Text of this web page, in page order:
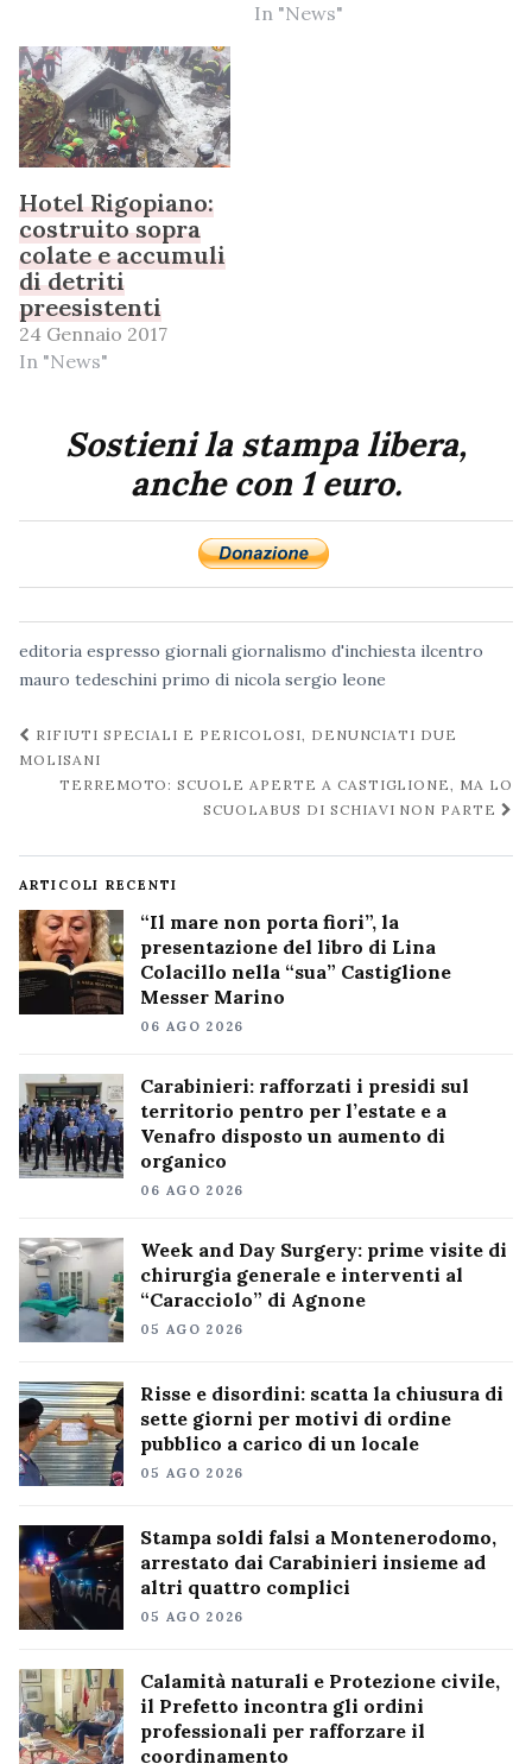
In "News"
Hotel Rigopiano:
costruito sopra
colate e accumuli
di detriti
preesistenti
24 Gennaio 2017
In "News"
Sostieni la stampa libera,
anche con 1 euro.
editoria espresso giornali giornalismo d'inchiesta ilcentro
mauro tedeschini primo di nicola sergio leone
Navigazione
post
RIFIUTI SPECIALI E PERICOLOSI, DENUNCIATI DUE
MOLISANI
TERREMOTO: SCUOLE APERTE A CASTIGLIONE, MA LO
SCUOLABUS DI SCHIAVI NON PARTE
ARTICOLI RECENTI
“Il mare non porta fiori”, la
presentazione del libro di Lina
Colacillo nella “sua” Castiglione
Messer Marino
06 AGO 2026
Carabinieri: rafforzati i presidi sul
territorio pentro per l’estate e a
Venafro disposto un aumento di
organico
06 AGO 2026
Week and Day Surgery: prime visite di
chirurgia generale e interventi al
“Caracciolo” di Agnone
05 AGO 2026
Risse e disordini: scatta la chiusura di
sette giorni per motivi di ordine
pubblico a carico di un locale
05 AGO 2026
Stampa soldi falsi a Montenerodomo,
arrestato dai Carabinieri insieme ad
altri quattro complici
05 AGO 2026
Calamità naturali e Protezione civile,
il Prefetto incontra gli ordini
professionali per rafforzare il
coordinamento